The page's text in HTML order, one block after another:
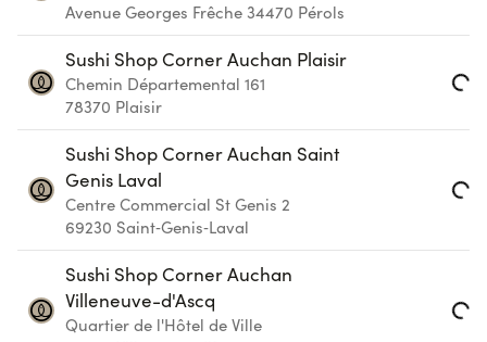
Avenue Georges Frêche 34470 Pérols Loading...
Sushi Shop Corner Auchan Plaisir
Chemin Départemental 161
78370 Plaisir Loading...
Sushi Shop Corner Auchan Saint
Genis Laval
Centre Commercial St Genis 2
69230 Saint‑Genis‑Laval Loading...
Sushi Shop Corner Auchan
Villeneuve-d'Ascq
Quartier de l'Hôtel de Ville